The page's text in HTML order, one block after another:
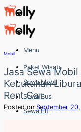
Skip
to
content
Menu
Paket Wisata
Sewa Mobil
Sewa Bus
Sewa Elf
Mobil
Jasa Sewa
Kebutuhan
Rent Car
Posted on September